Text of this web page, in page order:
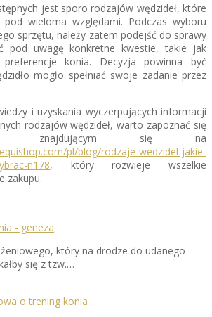
jest sporo rodzajów wędzideł, które
wieloma względami. Podczas wyboru
sprzętu, należy zatem podejść do sprawy
pod uwagę konkretne kwestie, takie jak
konia. Decyzja powinna być
mogło spełniać swoje zadanie przez
i uzyskania wyczerpujących informacji
rodzajów wędzideł, warto zapoznać się
znajdującym się na
pl/blog/rodzaje-wedzidel-jakie-
n178, który rozwieje wszelkie
zakupu.
- geneza
który na drodze do udanego
się z tzw.…
o trening konia